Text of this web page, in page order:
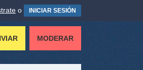
o INICIAR SESIÓN
MODERAR